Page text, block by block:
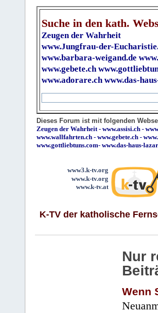
Suche in den kath.
Zeugen der Wahrheit
www.Jungfrau-der-
www.barbara-weigand.de
www.gebete.ch
www.adorare.ch www.das-
Dieses Forum ist mit folgenden
Zeugen der Wahrheit- www.assisi.ch -
www.wallfahrten.ch - www.gebete.ch -
www.gottliebtuns.com- www.das-haus-
www3.k-tv.org
www.k-tv.org
www.k-tv.at
K-TV der katholische
Nur
Wenn